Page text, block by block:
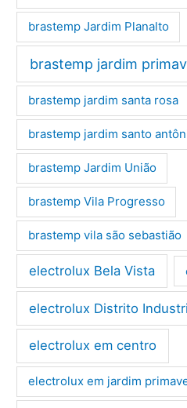
brastemp Jardim Planalto
brastemp jardim
brastemp jardim santa rosa
brastemp jardim santo
brastemp Jardim União
brastemp Vila Progresso
brastemp vila são sebastião
electrolux Bela Vista
electrolux Distrito
electrolux em centro
electrolux em jardim